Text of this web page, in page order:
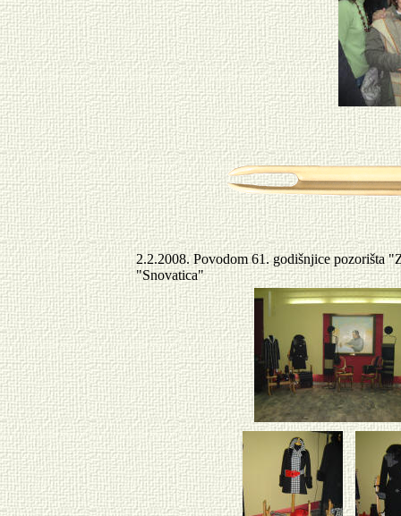
2.2.2008. Povodom 61. godišnjice pozorišta
"Snovatica"